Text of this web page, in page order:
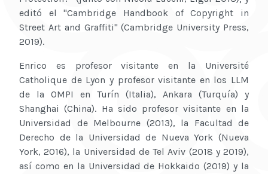
editó el "Cambridge Handbook of Copyright in
Street Art and Graffiti" (Cambridge University Press,
2019).
Enrico es profesor visitante en la Université
Catholique de Lyon y profesor visitante en los LLM
de la OMPI en Turín (Italia), Ankara (Turquía) y
Shanghai (China). Ha sido profesor visitante en la
Universidad de Melbourne (2013), la Facultad de
Derecho de la Universidad de Nueva York (Nueva
York, 2016), la Universidad de Tel Aviv (2018 y 2019),
así como en la Universidad de Hokkaido (2019) y la